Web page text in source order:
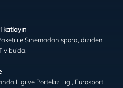
katlayın
ile Sinemadan spora, diziden
Ligi ve Portekiz Ligi, Eurosport